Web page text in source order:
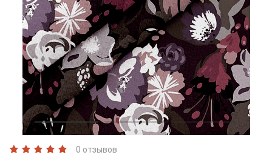
0 отзывов